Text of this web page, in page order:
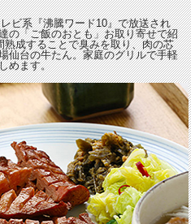
ビ系『沸騰ワード10』で放送され
の「ご飯のおとも」お取り寄せで紹
熟成することで臭みを取り、肉の芯
仙台の牛たん。家庭のグリルで手軽
めます。